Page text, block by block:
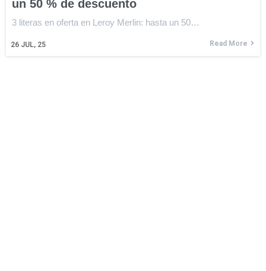
un 50 % de descuento
26 JUL, 25
3 literas en oferta en Leroy Merlin: hasta un 50…
Read More